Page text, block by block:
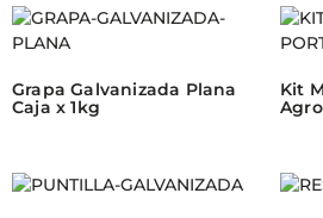
Grapa Galvanizada Plana
Caja x 1kg
Kit